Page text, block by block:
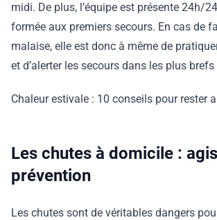
midi. De plus, l’équipe est présente 24h/
formée aux premiers secours. En cas de
malaise, elle est donc à même de
et d’alerter les secours dans les plus
Chaleur estivale : 10 conseils pour rester
Les chutes à domicile :
prévention
Les chutes sont de véritables dangers